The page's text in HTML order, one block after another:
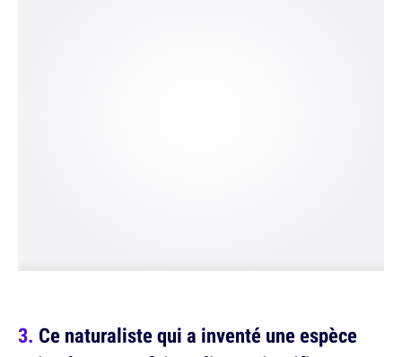
Ce naturaliste qui a inventé une espèce